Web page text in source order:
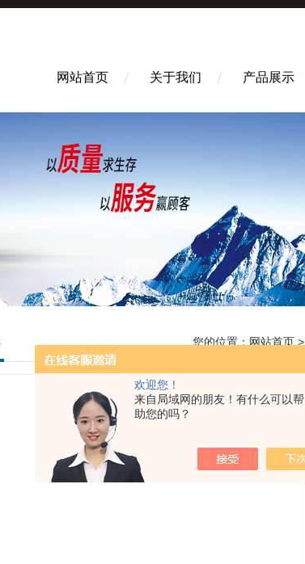
欢迎您！
来自局域网的朋友！有什么可以帮
助您的吗？
网站首页 关于我们 产品展示
您的位置： 网站首页 >